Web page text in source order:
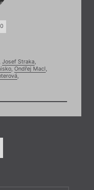
Josef Straka
Ondřej Macl